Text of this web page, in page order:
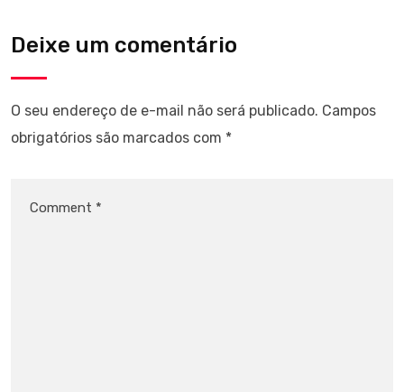
Deixe um comentário
O seu endereço de e-mail não será publicado. Campos
obrigatórios são marcados com *